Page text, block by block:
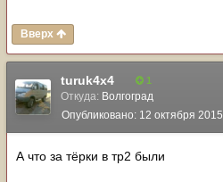
Вверх
turuk4x4 1
Откуда: Волгоград
Опубликовано: 12 октября 2015
А что за тёрки в тр2 были